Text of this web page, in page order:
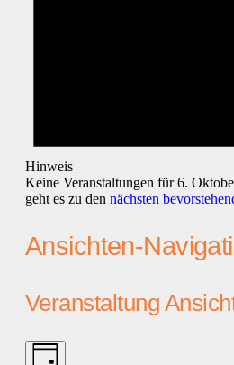
Hinweis
Keine Veranstaltungen für 6.
geht es zu den nächsten
Ansichten-
Veranstaltung